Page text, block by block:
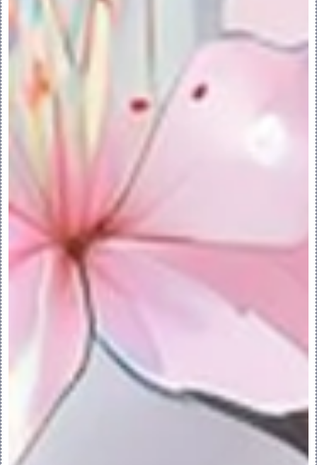
Creo 几何数据库并退出“样式”。
“取消”(Cancel) - 取消当前样式特征，然
后退出“样式”。
当“样式”(Style) 选项卡打开时，这些命令
会出现在图形窗口中的图形工具栏上。
“样式显示过滤器”(Style Display
Filters) > “曲面显示”(Surface
Display) - 打开和关闭当前出现在“样式
树”中的“样式”曲面的显示。
“样式显示过滤器”(Style Display
Filters) > “曲线显示”(Curve
Display) - 打开和关闭当前出现在“样式
树”中的“样式”曲线的显示。
“显示所有视图”(Show All Views) - 在
四个视图或一个全尺寸视图之间切换。
“活动平面方向”(Active Plane
Orientation) - 调整视图，使活动基准平
面与屏幕平行。
“显示下一视图”(Show Next View) - 在